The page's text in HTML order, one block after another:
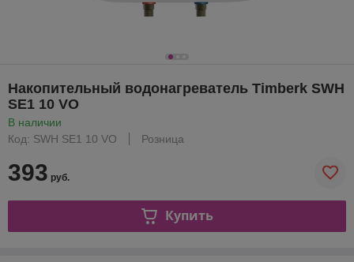
Накопительный водонагреватель Timberk SWH
SE1 10 VO
В наличии
Код: SWH SE1 10 VO
Розница
393 руб.
Купить